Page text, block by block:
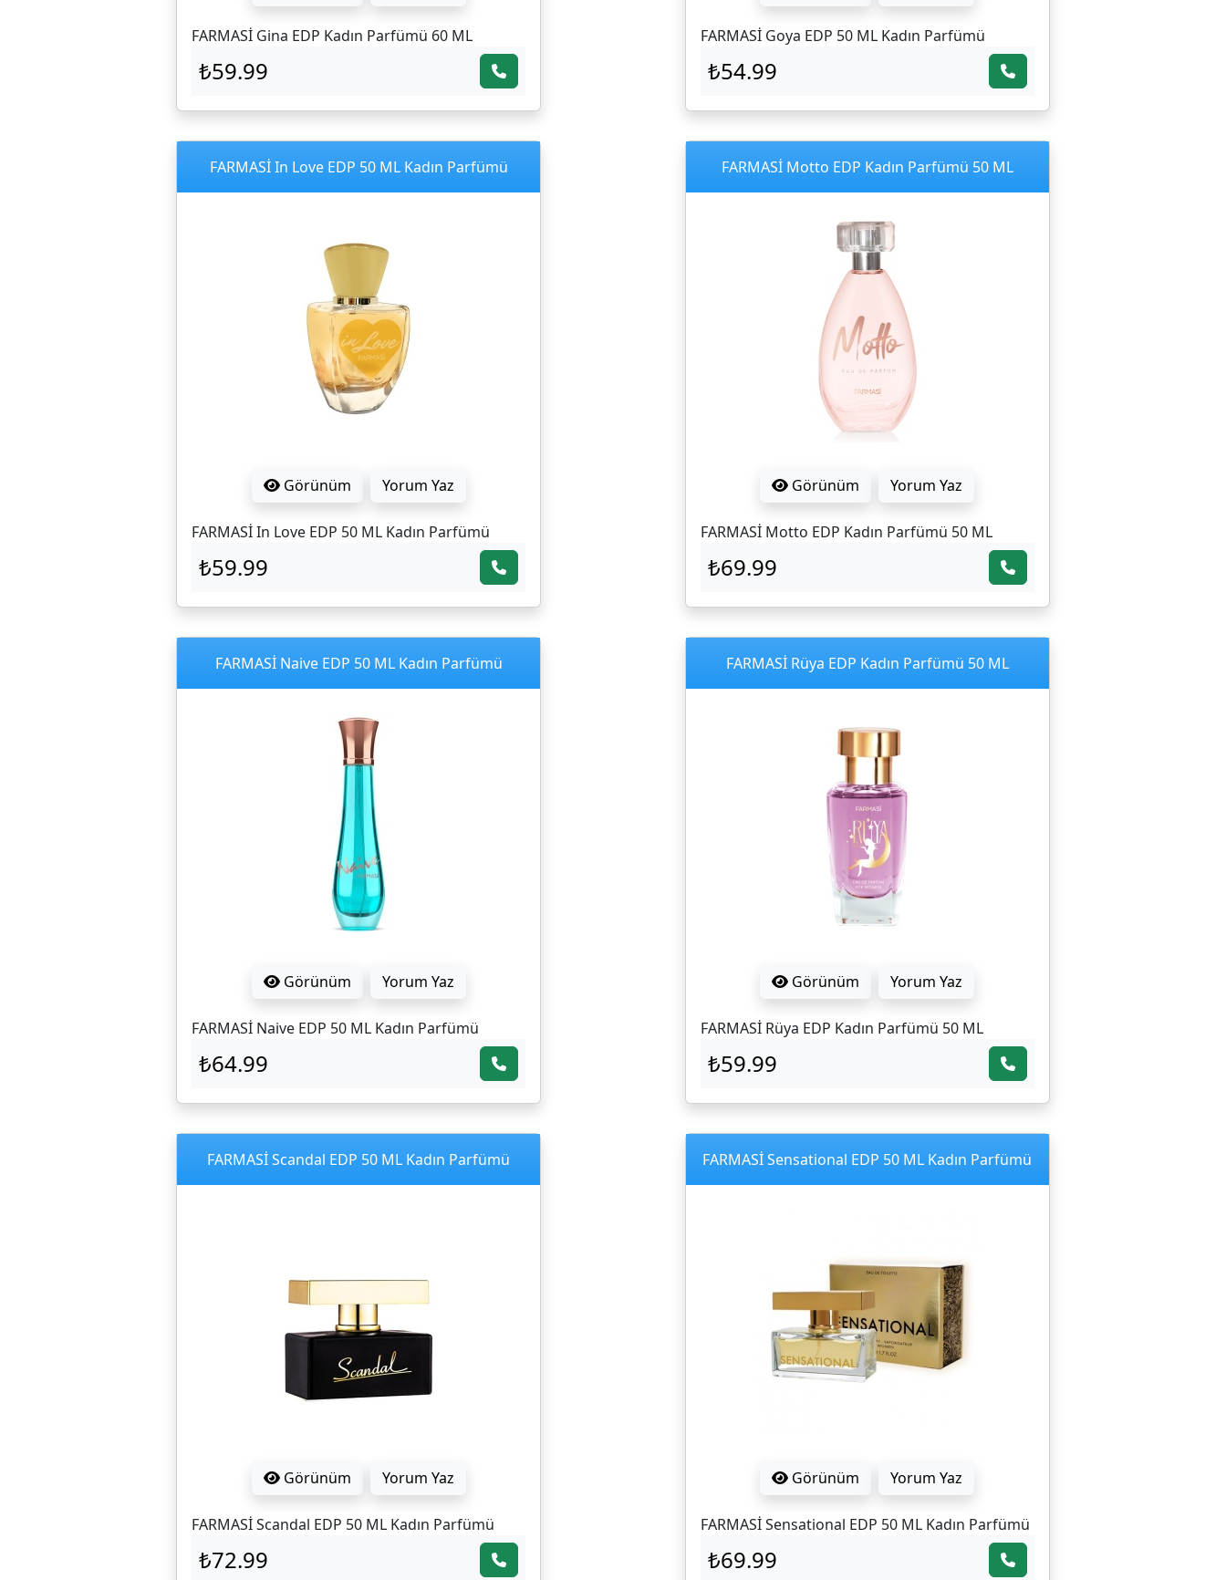
FARMASİ Gina EDP Kadın Parfümü 60 ML
₺59.99
FARMASİ Goya EDP 50 ML Kadın Parfümü
₺54.99
FARMASİ In Love EDP 50 ML Kadın Parfümü
Görünüm Yorum Yaz
FARMASİ In Love EDP 50 ML Kadın Parfümü
₺59.99
FARMASİ Motto EDP Kadın Parfümü 50 ML
Görünüm Yorum Yaz
FARMASİ Motto EDP Kadın Parfümü 50 ML
₺69.99
FARMASİ Naive EDP 50 ML Kadın Parfümü
Görünüm Yorum Yaz
FARMASİ Naive EDP 50 ML Kadın Parfümü
₺64.99
FARMASİ Rüya EDP Kadın Parfümü 50 ML
Görünüm Yorum Yaz
FARMASİ Rüya EDP Kadın Parfümü 50 ML
₺59.99
FARMASİ Scandal EDP 50 ML Kadın Parfümü
Görünüm Yorum Yaz
FARMASİ Scandal EDP 50 ML Kadın Parfümü
₺72.99
FARMASİ Sensational EDP 50 ML Kadın Parfümü
Görünüm Yorum Yaz
FARMASİ Sensational EDP 50 ML Kadın Parfümü
₺69.99